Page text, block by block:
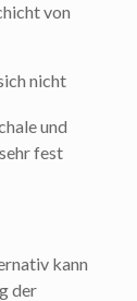
von
nicht
und
fest
kann
der